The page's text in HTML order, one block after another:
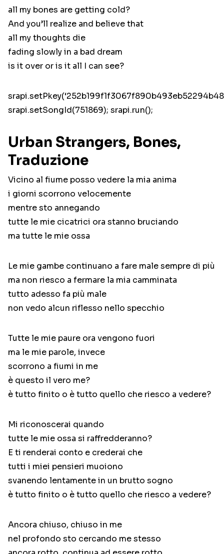
all my bones are getting cold?
And you’ll realize and believe that
all my thoughts die
fading slowly in a bad dream
is it over or is it all I can see?
srapi.setSongId(751869); srapi.run();
Urban Strangers, Bones,
Traduzione
Vicino al fiume posso vedere la mia anima
i giorni scorrono velocemente
mentre sto annegando
tutte le mie cicatrici ora stanno bruciando
ma tutte le mie ossa
Le mie gambe continuano a fare male sempre di più
ma non riesco a fermare la mia camminata
tutto adesso fa più male
non vedo alcun riflesso nello specchio
Tutte le mie paure ora vengono fuori
ma le mie parole, invece
scorrono a fiumi in me
è questo il vero me?
è tutto finito o è tutto quello che riesco a vedere?
Mi riconoscerai quando
tutte le mie ossa si raffredderanno?
E ti renderai conto e crederai che
tutti i miei pensieri muoiono
svanendo lentamente in un brutto sogno
è tutto finito o è tutto quello che riesco a vedere?
Ancora chiuso, chiuso in me
nel profondo sto cercando me stesso